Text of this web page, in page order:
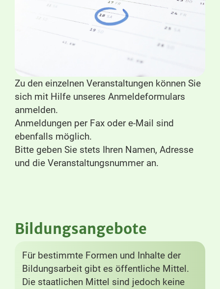
Zu den einzelnen Veranstaltungen können Sie
sich mit Hilfe unseres Anmeldeformulars
anmelden.
Anmeldungen per Fax oder e-Mail sind
ebenfalls möglich.
Bitte geben Sie stets Ihren Namen, Adresse
und die Veranstaltungsnummer an.
Bildungsangebote
Für bestimmte Formen und Inhalte der
Bildungsarbeit gibt es öffentliche Mittel.
Die staatlichen Mittel sind jedoch keine